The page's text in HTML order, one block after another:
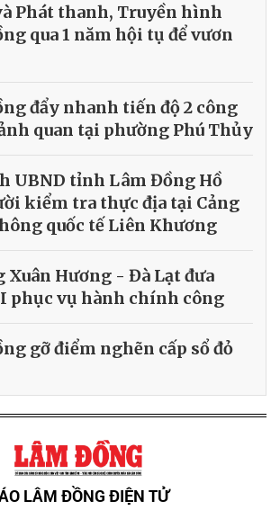
Phát thanh, Truyền hình
qua 1 năm hội tụ để vươn
đẩy nhanh tiến độ 2 công
quan tại phường Phú Thủy
UBND tỉnh Lâm Đồng Hồ
kiểm tra thực địa tại Cảng
quốc tế Liên Khương
Xuân Hương - Đà Lạt đưa
phục vụ hành chính công
gỡ điểm nghẽn cấp sổ đỏ
LÂM ĐỒNG ĐIỆN TỬ